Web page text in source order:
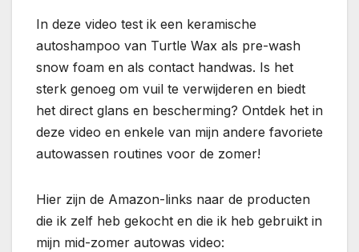
In deze video test ik een keramische
autoshampoo van Turtle Wax als pre-wash
snow foam en als contact handwas. Is het
sterk genoeg om vuil te verwijderen en biedt
het direct glans en bescherming? Ontdek het in
deze video en enkele van mijn andere favoriete
autowassen routines voor de zomer!
Hier zijn de Amazon-links naar de producten
die ik zelf heb gekocht en die ik heb gebruikt in
mijn mid-zomer autowas video: